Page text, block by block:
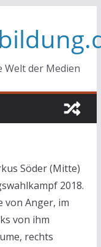
Welt der Medien